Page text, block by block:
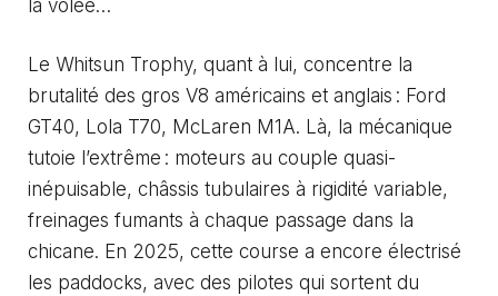
la volée…
Le Whitsun Trophy, quant à lui, concentre la
brutalité des gros V8 américains et anglais : Ford
GT40, Lola T70, McLaren M1A. Là, la mécanique
tutoie l’extrême : moteurs au couple quasi-
inépuisable, châssis tubulaires à rigidité variable,
freinages fumants à chaque passage dans la
chicane. En 2025, cette course a encore électrisé
les paddocks, avec des pilotes qui sortent du